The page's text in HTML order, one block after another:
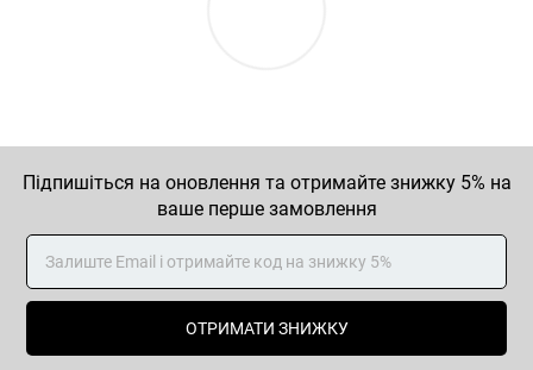
Підпишіться на оновлення та отримайте знижку 5% на
ваше перше замовлення
ОТРИМАТИ ЗНИЖКУ